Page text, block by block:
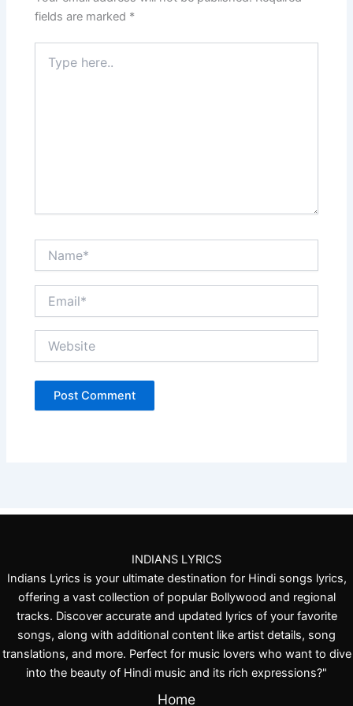
fields are marked *
here..
INDIANS LYRICS
Indians Lyrics is your ultimate destination for Hindi songs lyrics,
offering a vast collection of popular Bollywood and regional
tracks. Discover accurate and updated lyrics of your favorite
songs, along with additional content like artist details, song
translations, and more. Perfect for music lovers who want to dive
into the beauty of Hindi music and its rich expressions?"
Home